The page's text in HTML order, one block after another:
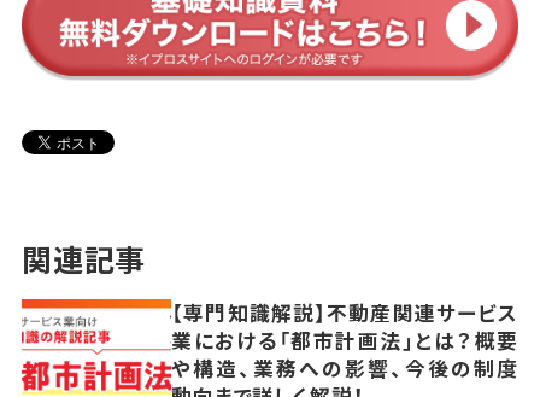
関連記事
【専門知識解説】不動産関連サービス
業における「都市計画法」とは？概要
や構造、業務への影響、今後の制度